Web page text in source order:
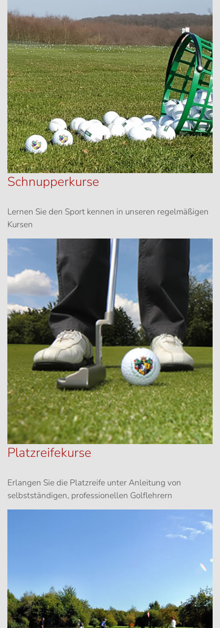
Schnupperkurse
Lernen Sie den Sport kennen in unseren regelmäßigen
Kursen
Platzreifekurse
Erlangen Sie die Platzreife unter Anleitung von
selbstständigen, professionellen Golflehrern